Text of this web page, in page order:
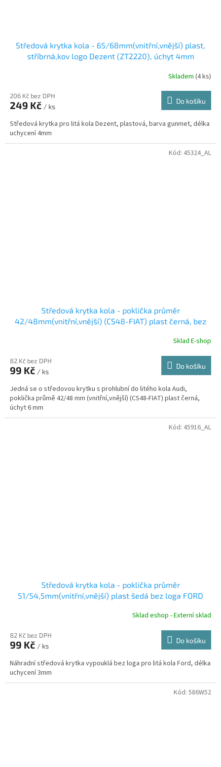
Středová krytka kola - 65/68mm(vnitřní,vnější) plast,
stříbrná,kov logo Dezent (ZT2220), úchyt 4mm
Skladem (4 ks)
206 Kč bez DPH
249 Kč / ks
Do košíku
Středová krytka pro litá kola Dezent, plastová, barva gunmet, délka
uchycení 4mm
Středová krytka kola - poklička průměr
42/48mm(vnitřní,vnější) (CS48-FIAT) plast černá, bez
Sklad E-shop
82 Kč bez DPH
99 Kč / ks
Do košíku
Jedná se o středovou krytku s prohlubní do litého kola Audi,
poklička průmě 42/48 mm (vnitřní,vnější) (CS48-FIAT) plast černá,
úchyt 6 mm
Kód: 45324_AL
Středová krytka kola - poklička průměr
51/54,5mm(vnitřní,vnější) plast šedá bez loga FORD
Sklad eshop - Externí sklad
82 Kč bez DPH
99 Kč / ks
Do košíku
Náhradní středová krytka vypouklá bez loga pro litá kola Ford, délka
uchycení 3mm
Kód: 45916_AL
Kód: 586W52